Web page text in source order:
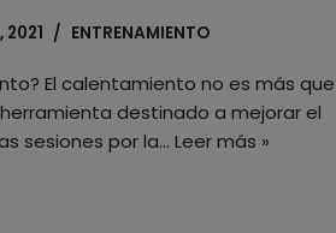
2021 ENTRENAMIENTO
El calentamiento no es más que
destinado a mejorar el
sesiones por la… Leer más »